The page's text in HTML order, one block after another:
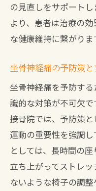
の見直しをサポート
より、患者は治療の
な健康維持に繋がりま
坐骨神経痛の予防策
坐骨神経痛を予防す
識的な対策が不可欠
接骨院では、予防策
運動の重要性を強調
としては、長時間の
立ち上がってストレ
ないような椅子の調